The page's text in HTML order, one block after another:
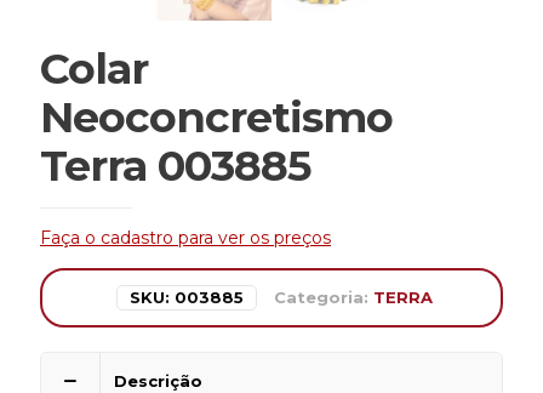
Colar
Neoconcretismo
Terra 003885
Faça o cadastro para ver os preços
SKU: 003885 Categoria: TERRA
Descrição